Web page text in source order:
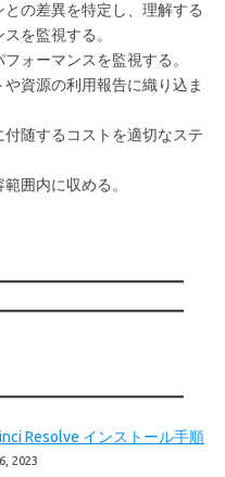
の差異を特定し、理解する
を監視する。
ォーマンスを監視する。
資源の利用報告に織り込ま
随するコストを適切なステ
囲内に収める。
Resolve インストール手順
2023